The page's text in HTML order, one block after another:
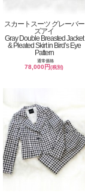
スカートスーツ グレーバー
ズアイ
Gray Double Breasted Jacket
& Pleated Skirt in Bird’s Eye
Pattern
通常価格
78,000円(税別)